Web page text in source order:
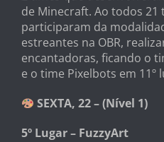
de Minecraft. Ao todos
participaram da
estreantes na OBR,
encantadoras, ficando o
e o time Pixelbots em 11º
SEXTA, 22 – (Nível 1)
5º Lugar – FuzzyArt